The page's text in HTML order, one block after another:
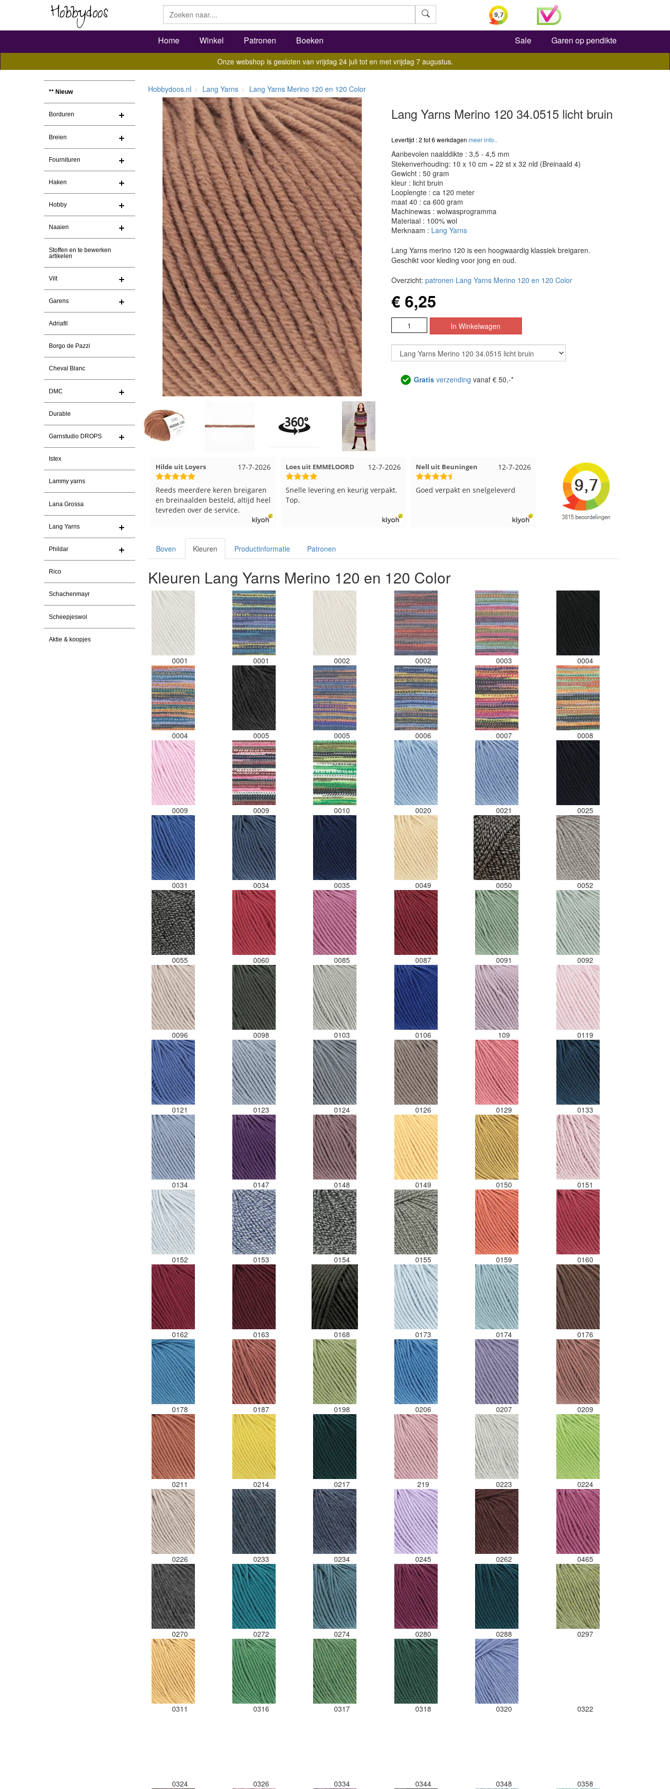
Zoeken
Home Winkel Patronen Boeken Sale Garen op pendikte
Onze webshop is gesloten van vrijdag 24 juli tot en met vrijdag 7 augustus.
** Nieuw
Borduren
Breien
Fournituren
Haken
Hobby
Naaien
Stoffen en te bewerken
artikelen
Vilt
Garens
Adriafil
Borgo de Pazzi
Cheval Blanc
DMC
Durable
Garnstudio DROPS
Istex
Lammy yarns
Lana Grossa
Lang Yarns
Phildar
Rico
Schachenmayr
Scheepjeswol
Aktie & koopjes
Hobbydoos.nl Lang Yarns Lang Yarns Merino 120 en 120 Color
Lang Yarns Merino 120 34.0515 licht bruin
Levertijd : 2 tot 6 werkdagen meer info..
Aanbevolen naalddikte : 3,5 - 4,5 mm
Stekenverhouding: 10 x 10 cm = 22 st x 32 nld (Breinaald 4)
Gewicht : 50 gram
kleur : licht bruin
Looplengte : ca 120 meter
maat 40 : ca 600 gram
Machinewas : wolwasprogramma
Materiaal : 100% wol
Merknaam : Lang Yarns
Lang Yarns merino 120 is een hoogwaardig klassiek breigaren.
Geschikt voor kleding voor jong en oud.
Overzicht: patronen Lang Yarns Merino 120 en 120 Color
€ 6,25
Gratisverzending vanaf € 50,-*
Snelle levering en een keurig
pakket Ga er weer leuke pakket
17-7-2026
Hilde uit Loyers
Reeds meerdere keren breigaren
en breinaalden besteld, altijd heel
tevreden over de service.
12-7-2026
Loes uit EMMELOORD
Snelle levering en keurig verpakt.
Top.
12-7-2026
Nell uit Beuningen
Goed verpakt en snelgeleverd
Wendy uit Amsterdam
Ruime keus aan viltwol, mooie
kleuren en goede kwaliteit. Snel
verzonden. Enigste wat ik een
beetje jammer vind is dat alles los
los in een doos gestopt. Geen
uitzoeken welke kleurcode bij
welke bol hoort. Had ook 3x 50
gram zwart besteld maar door de
andere bollen zitten er nu
verschillende kleuren vezels in
het zwart. Dat vind ik erg jammer.
Als ik nu wil nabestellen moet ik
maar hopen dat ik de juiste
kleurcode bij de juiste bol heb
gedaan. Misschien een tip om de
kleuren apart in te pakken met
een sticker welke kleur het is?
Desondanks zou ik deze shop
zeker wel aanbevelen wat betreft
de viltwol. Goede prijs/kwaliteit
verhouding.
Boven Kleuren Productinformatie Patronen
Kleuren Lang Yarns Merino 120 en 120 Color
0001 0001 0002 0002 0003 0004
0004 0005 0005 0006 0007 0008
0009 0009 0010 0020 0021 0025
0031 0034 0035 0049 0050 0052
0055 0060 0085 0087 0091 0092
0096 0098 0103 0106 109 0119
0121 0123 0124 0126 0129 0133
0134 0147 0148 0149 0150 0151
0152 0153 0154 0155 0159 0160
0162 0163 0168 0173 0174 0176
0178 0187 0198 0206 0207 0209
0211 0214 0217 219 0223 0224
0226 0233 0234 0245 0262 0465
0270 0272 0274 0280 0288 0297
0311 0316 0317 0318 0320 0322
0324 0326 0334 0344 0348 0358